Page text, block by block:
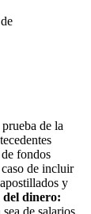
de la
fondos
de incluir
y
del dinero:
de salarios,